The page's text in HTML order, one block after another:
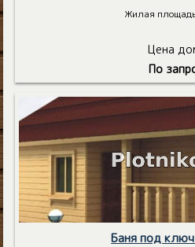
Жилая
Цена
По
Баня под